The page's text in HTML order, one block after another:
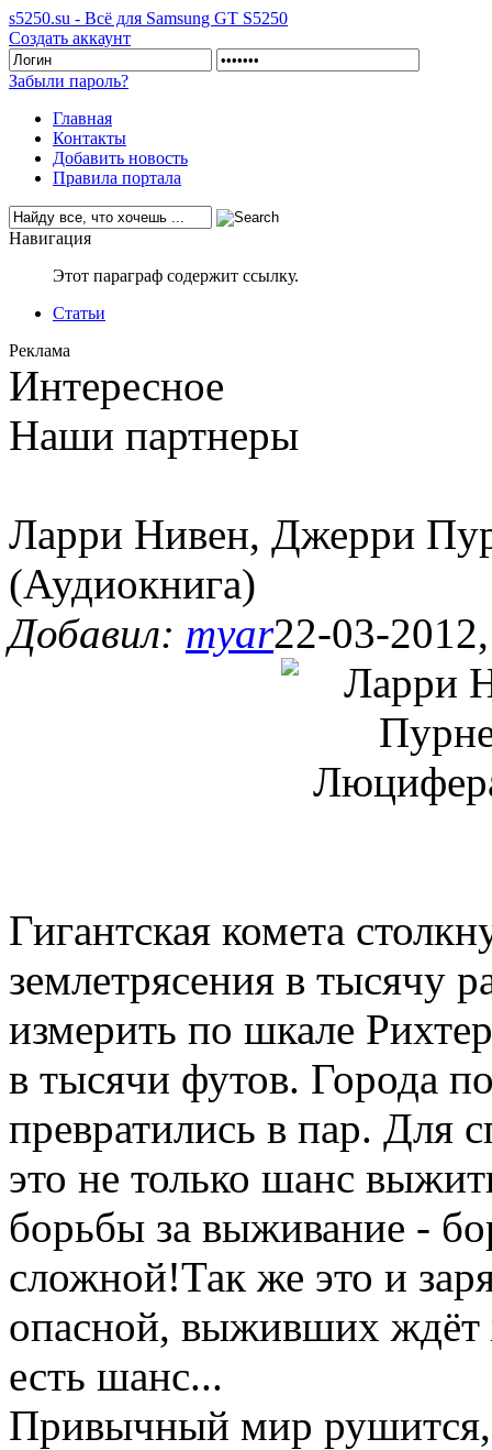
s5250.su - Всё для Samsung GT S5250
Создать аккаунт
Забыли пароль?
Главная
Контакты
Добавить новость
Правила портала
Навигация
Этот параграф содержит ссылку.
Статьи
Реклама
Интересное
Наши партнеры
Ларри Нивен, Джерри
(Аудиокнига)
Добавил: myar22-03-
Гигантская комета
землетрясения в тысячу
измерить по шкале
в тысячи футов. Города
превратились в пар.
это не только шанс
борьбы за выживание -
сложной!Так же это и
опасной, выживших
есть шанс...
Привычный мир рушится,